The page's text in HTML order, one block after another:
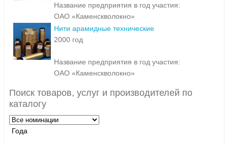
Название предприятия в год участия:
ОАО «Каменскволокно»
Нити арамидные технические
2000 год
Название предприятия в год участия:
ОАО «Каменскволокно»
Поиск товаров, услуг и производителей по
каталогу
Года